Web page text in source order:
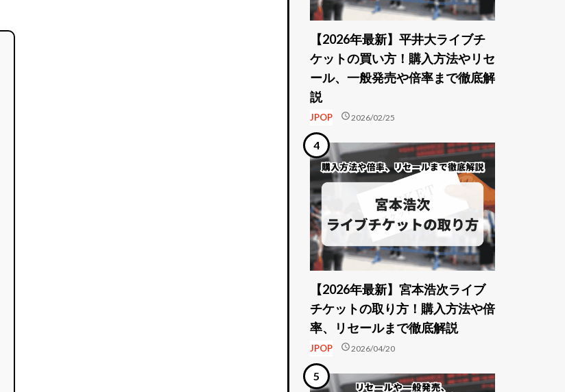
【2026年最新】平井大ライブチ
ケットの買い方！購入方法やリセ
ール、一般発売や倍率まで徹底解
説
JPOP schedule2026/02/25
【2026年最新】宮本浩次ライブ
チケットの取り方！購入方法や倍
率、リセールまで徹底解説
JPOP schedule2026/04/20